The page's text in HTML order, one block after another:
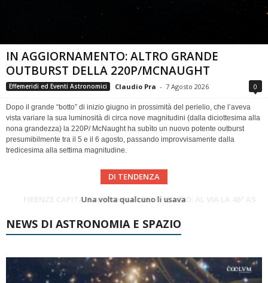
IN AGGIORNAMENTO: ALTRO GRANDE
OUTBURST DELLA 220P/MCNAUGHT
Effemeridi ed Eventi Astronomici Claudio Pra - 7 Agosto 2026 0
Dopo il grande “botto” di inizio giugno in prossimità del perielio, che l’aveva
vista variare la sua luminosità di circa nove magnitudini (dalla diciottesima alla
nona grandezza) la 220P/ McNaught ha subìto un nuovo potente outburst
presumibilmente tra il 5 e il 6 agosto, passando improvvisamente dalla
tredicesima alla settima magnitudine.
DI TENDENZA
Cielo del Mese di Agosto 2026
NEWS DI ASTRONOMIA E SPAZIO